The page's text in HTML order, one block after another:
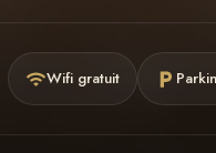
Wifi gratuit